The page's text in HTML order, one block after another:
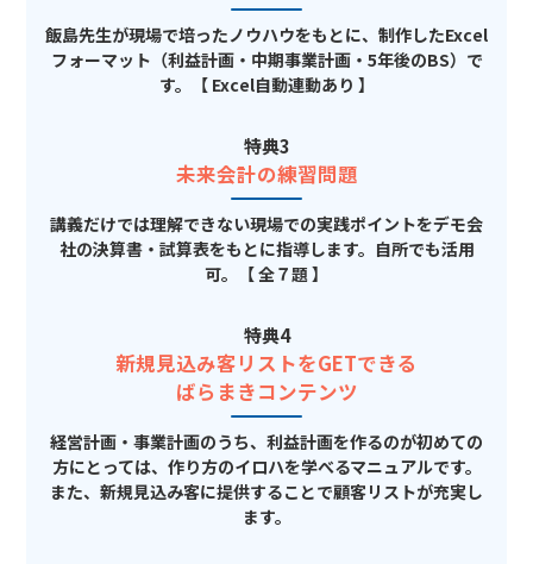
飯島先生が現場で培ったノウハウをもとに、制作したExcel
フォーマット（利益計画・中期事業計画・5年後のBS）で
す。【 Excel自動連動あり 】
特典3
未来会計の練習問題
講義だけでは理解できない現場での実践ポイントをデモ会
社の決算書・試算表をもとに指導します。自所でも活用
可。【 全７題 】
特典4
新規見込み客リストをGETできる
ばらまきコンテンツ
経営計画・事業計画のうち、利益計画を作るのが初めての
方にとっては、作り方のイロハを学べるマニュアルです。
また、新規見込み客に提供することで顧客リストが充実し
ます。